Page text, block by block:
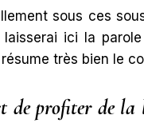
sous ces
ici la
très bien le
de profiter de